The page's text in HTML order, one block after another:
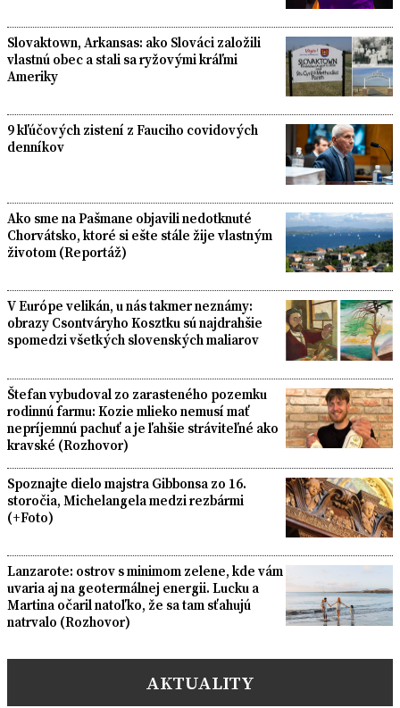
Slovaktown, Arkansas: ako Slováci založili
vlastnú obec a stali sa ryžovými kráľmi
Ameriky
9 kľúčových zistení z Fauciho covidových
denníkov
Ako sme na Pašmane objavili nedotknuté
Chorvátsko, ktoré si ešte stále žije vlastným
životom (Reportáž)
V Európe velikán, u nás takmer neznámy:
obrazy Csontváryho Kosztku sú najdrahšie
spomedzi všetkých slovenských maliarov
Štefan vybudoval zo zarasteného pozemku
rodinnú farmu: Kozie mlieko nemusí mať
nepríjemnú pachuť a je ľahšie stráviteľné ako
kravské (Rozhovor)
Spoznajte dielo majstra Gibbonsa zo 16.
storočia, Michelangela medzi rezbármi
(+Foto)
Lanzarote: ostrov s minimom zelene, kde vám
uvaria aj na geotermálnej energii. Lucku a
Martina očaril natoľko, že sa tam sťahujú
natrvalo (Rozhovor)
AKTUALITY